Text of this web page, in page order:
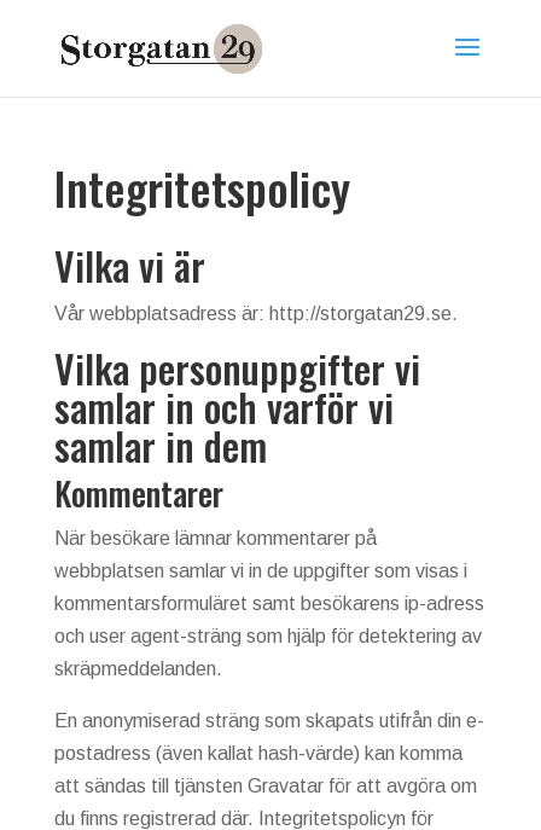
Integritetspolicy
Vilka vi är
Vår webbplatsadress är: http://storgatan29.se.
Vilka personuppgifter vi
samlar in och varför vi
samlar in dem
Kommentarer
När besökare lämnar kommentarer på
webbplatsen samlar vi in de uppgifter som visas i
kommentarsformuläret samt besökarens ip-adress
och user agent-sträng som hjälp för detektering av
skräpmeddelanden.
En anonymiserad sträng som skapats utifrån din e-
postadress (även kallat hash-värde) kan komma
att sändas till tjänsten Gravatar för att avgöra om
du finns registrerad där. Integritetspolicyn för